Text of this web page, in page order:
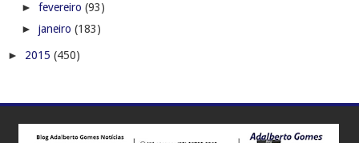
► fevereiro (93)
► janeiro (183)
► 2015 (450)